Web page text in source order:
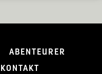
ABENTEURER
KONTAKT